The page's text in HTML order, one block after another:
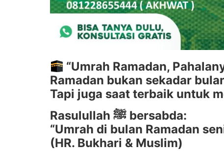
“Umrah Ramadan,
Ramadan bukan sekadar
Tapi juga saat terbaik untuk
Rasulullah ﷺ bersabda:
“Umrah di bulan Ramadan
(HR. Bukhari & Muslim)